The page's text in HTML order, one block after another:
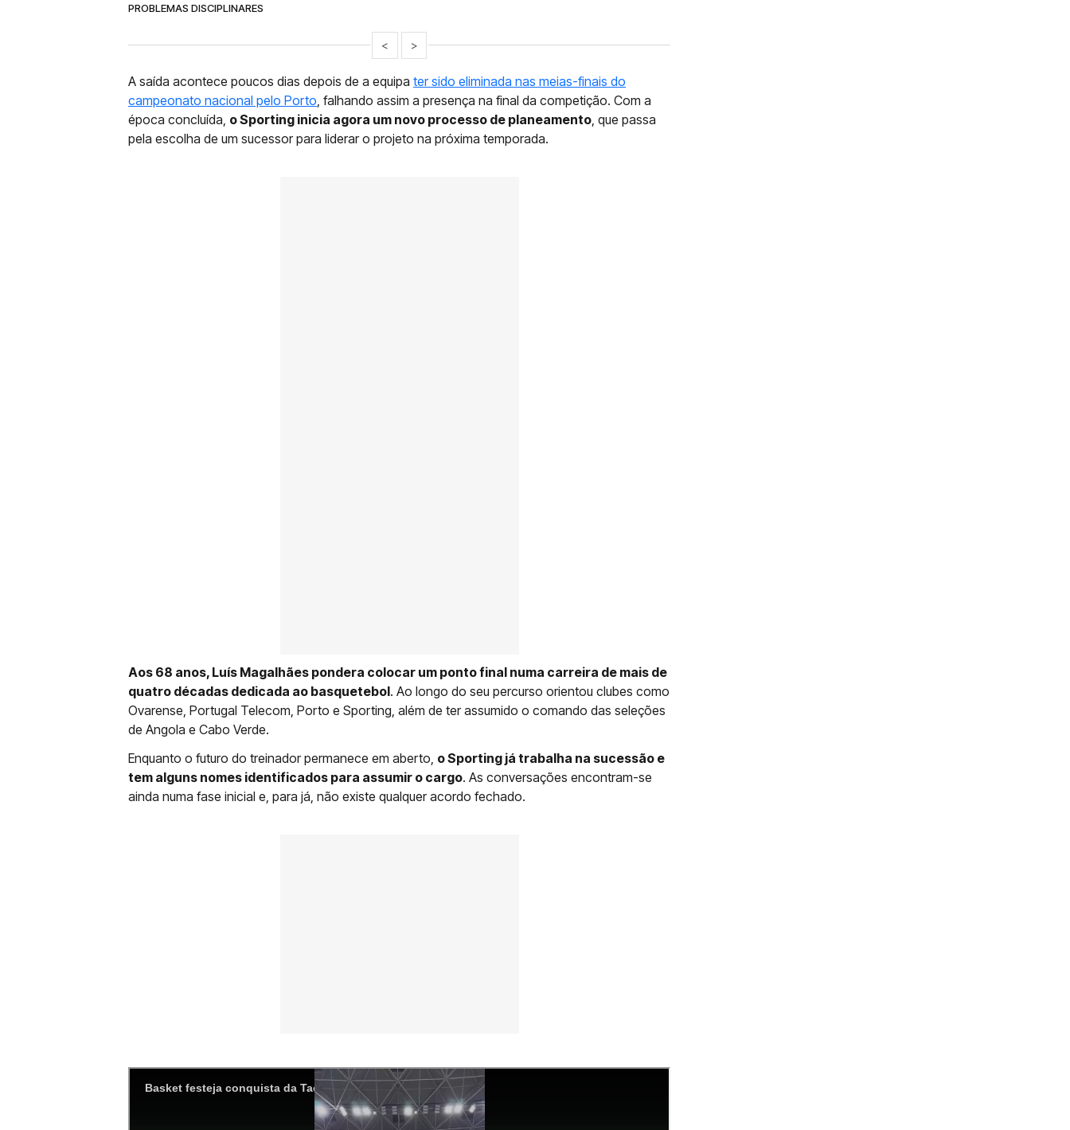
PROBLEMAS DISCIPLINARES
< >
A saída acontece poucos dias depois de a equipa ter sido eliminada nas meias-finais do
campeonato nacional pelo Porto , falhando assim a presença na final da competição. Com a
época concluída, o Sporting inicia agora um novo processo de planeamento , que passa
pela escolha de um sucessor para liderar o projeto na próxima temporada.
Aos 68 anos, Luís Magalhães pondera colocar um ponto final numa carreira de mais de
quatro décadas dedicada ao basquetebol. Ao longo do seu percurso orientou clubes como
Ovarense, Portugal Telecom, Porto e Sporting, além de ter assumido o comando das seleções
de Angola e Cabo Verde.
Enquanto o futuro do treinador permanece em aberto, o Sporting já trabalha na sucessão e
tem alguns nomes identificados para assumir o cargo. As conversações encontram-se
ainda numa fase inicial e, para já, não existe qualquer acordo fechado.